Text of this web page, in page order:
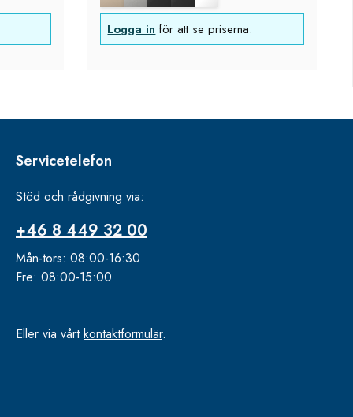
Logga in för att se priserna.
Servicetelefon
Stöd och rådgivning via:
+46 8 449 32 00
Mån-tors: 08:00-16:30
Fre: 08:00-15:00
Eller via vårtkontaktformulär.